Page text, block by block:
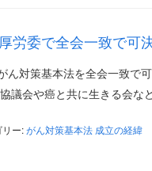
委で全会一致で可
ん対策基本法を全会一致で
議会や癌と共に生きる会
リー:がん対策基本法 成立の経緯